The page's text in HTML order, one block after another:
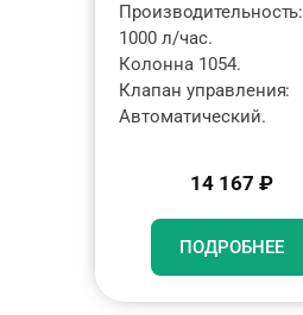
Производительность:
1000 л/час.
Колонна 1054.
Клапан управления:
Автоматический.
14 167 ₽
ПОДРОБНЕЕ